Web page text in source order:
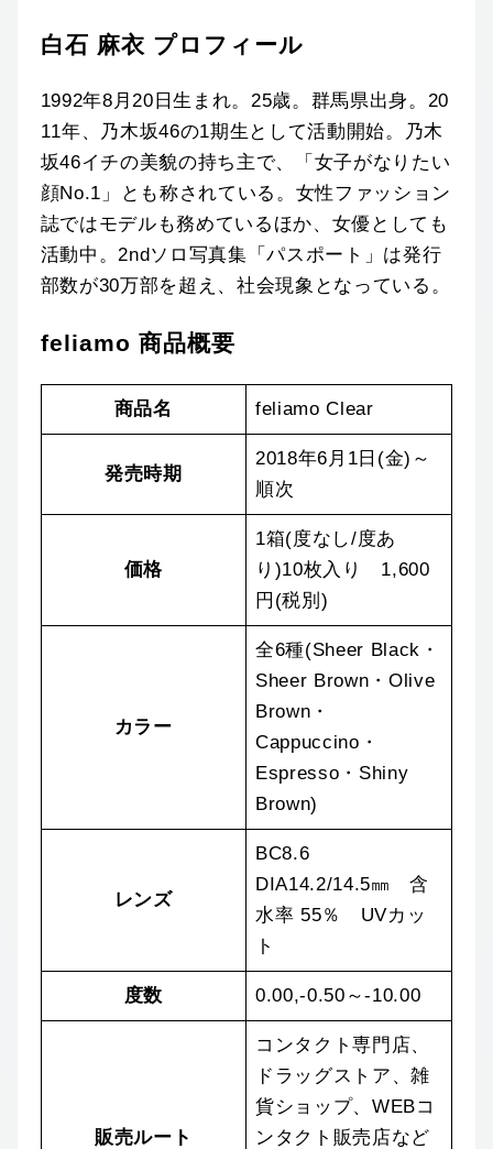
白石 麻衣 プロフィール
1992年8月20日生まれ。25歳。群馬県出身。20
11年、乃木坂46の1期生として活動開始。乃木
坂46イチの美貌の持ち主で、「女子がなりたい
顔No.1」とも称されている。女性ファッション
誌ではモデルも務めているほか、女優としても
活動中。2ndソロ写真集「パスポート」は発行
部数が30万部を超え、社会現象となっている。
feliamo 商品概要
商品名 feliamo Clear
発売時期
2018年6月1日(金)～
順次
価格
1箱(度なし/度あ
り)10枚入り 1,600
円(税別)
カラー
全6種(Sheer Black・
Sheer Brown・Olive
Brown・
Cappuccino・
Espresso・Shiny
Brown)
レンズ
BC8.6
DIA14.2/14.5㎜ 含
水率 55％ UVカッ
ト
度数 0.00,-0.50～-10.00
販売ルート
コンタクト専門店、
ドラッグストア、雑
貨ショップ、WEBコ
ンタクト販売店など